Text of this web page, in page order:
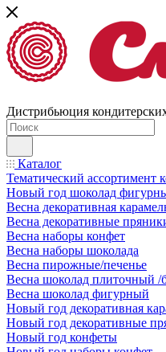
Дистрибьюция
Каталог
Тематический ассортимент
Новый год шоколад
Весна декоративная
Весна декоративные
Весна наборы конфет
Весна наборы шоколада
Весна пирожные/печенье
Весна шоколад плиточный /
Весна шоколад фигурный
Новый год декоративная
Новый год декоративные
Новый год конфеты